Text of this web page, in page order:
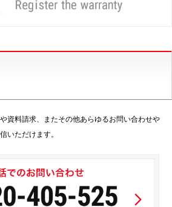
資料請求、またその他あらゆるお問い合わせや
いただけます。